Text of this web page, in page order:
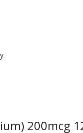
200mcg